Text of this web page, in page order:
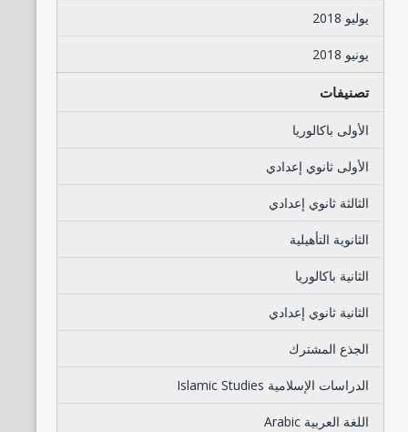
يوليو 2018
يونيو 2018
تصنيفات
الأولى باكالوريا
الأولى ثانوي إعدادي
الثالثة ثانوي إعدادي
الثانوية التأهيلية
الثانية باكالوريا
الثانية ثانوي إعدادي
الجذع المشترك
الدراسات الإسلامية Islamic Studies
اللغة العربية Arabic